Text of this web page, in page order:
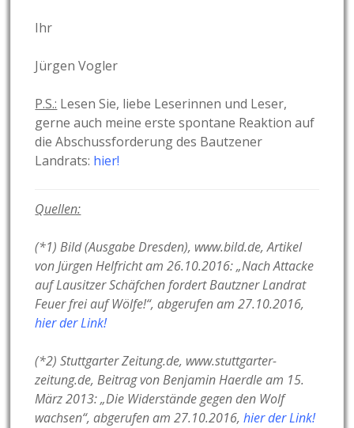
Ihr
Jürgen Vogler
P.S.: Lesen Sie, liebe Leserinnen und Leser,
gerne auch meine erste spontane Reaktion auf
die Abschussforderung des Bautzener
Landrats: hier!
Quellen:
(*1) Bild (Ausgabe Dresden), www.bild.de, Artikel
von Jürgen Helfricht am 26.10.2016: „Nach Attacke
auf Lausitzer Schäfchen fordert Bautzner Landrat
Feuer frei auf Wölfe!“, abgerufen am 27.10.2016,
hier der Link!
(*2) Stuttgarter Zeitung.de, www.stuttgarter-
zeitung.de, Beitrag von Benjamin Haerdle am 15.
März 2013: „Die Widerstände gegen den Wolf
wachsen“, abgerufen am 27.10.2016,hier der Link!